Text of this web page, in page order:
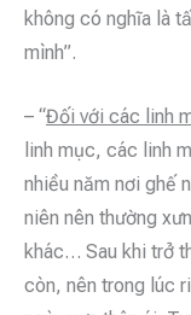
không có nghĩa là
mình”.
– “Đối với các linh
linh mục, các linh
nhiều năm nơi ghế
niên nên thường
khác… Sau khi trở
còn, nên trong lúc